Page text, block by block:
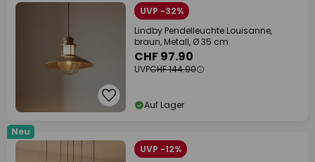
UVP -32%
Lindby Pendelleuchte Louisanne,
braun, Metall, Ø 35 cm
CHF 97.90
UVPCHF 144.90
Auf Lager
Neu
UVP -12%